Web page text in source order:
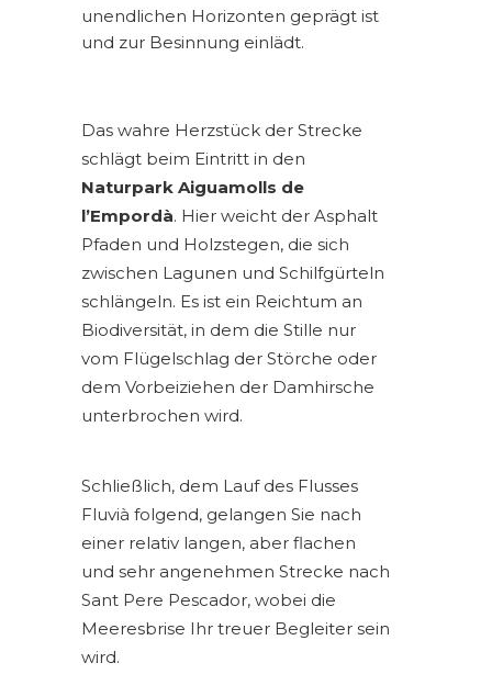
unendlichen Horizonten geprägt ist
und zur Besinnung einlädt.
Das wahre Herzstück der Strecke
schlägt beim Eintritt in den
Naturpark Aiguamolls de
l’Empordà. Hier weicht der Asphalt
Pfaden und Holzstegen, die sich
zwischen Lagunen und Schilfgürteln
schlängeln. Es ist ein Reichtum an
Biodiversität, in dem die Stille nur
vom Flügelschlag der Störche oder
dem Vorbeiziehen der Damhirsche
unterbrochen wird.
Schließlich, dem Lauf des Flusses
Fluvià folgend, gelangen Sie nach
einer relativ langen, aber flachen
und sehr angenehmen Strecke nach
Sant Pere Pescador, wobei die
Meeresbrise Ihr treuer Begleiter sein
wird.